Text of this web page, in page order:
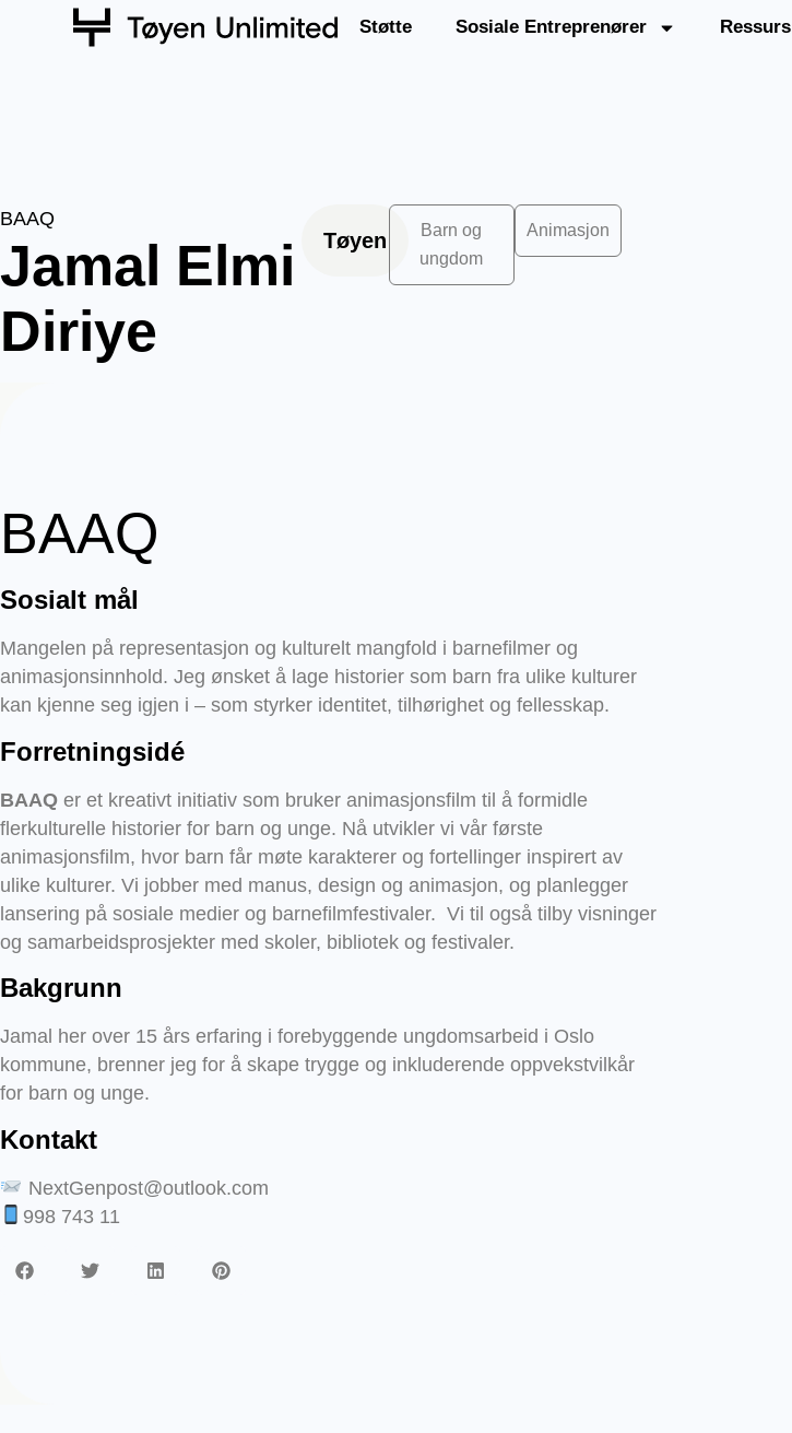
Støtte Sosiale Entreprenører Ressurs
BAAQ
Jamal Elmi
Diriye
Tøyen
Barn og
ungdom
Animasjon
BAAQ
Sosialt mål
Mangelen på representasjon og kulturelt mangfold i barnefilmer og
animasjonsinnhold. Jeg ønsket å lage historier som barn fra ulike kulturer
kan kjenne seg igjen i – som styrker identitet, tilhørighet og fellesskap.
Forretningsidé
BAAQ er et kreativt initiativ som bruker animasjonsfilm til å formidle
flerkulturelle historier for barn og unge. Nå utvikler vi vår første
animasjonsfilm, hvor barn får møte karakterer og fortellinger inspirert av
ulike kulturer. Vi jobber med manus, design og animasjon, og planlegger
lansering på sosiale medier og barnefilmfestivaler. Vi til også tilby visninger
og samarbeidsprosjekter med skoler, bibliotek og festivaler.
Bakgrunn
Jamal her over 15 års erfaring i forebyggende ungdomsarbeid i Oslo
kommune, brenner jeg for å skape trygge og inkluderende oppvekstvilkår
for barn og unge.
Kontakt
NextGenpost@outlook.com
998 743 11